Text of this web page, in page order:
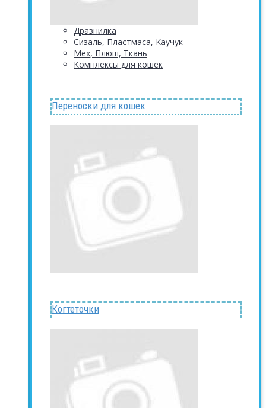
Дразнилка
Сизаль, Пластмаса, Каучук
Мех, Плюш, Ткань
Комплексы для кошек
Переноски для кошек
Когтеточки